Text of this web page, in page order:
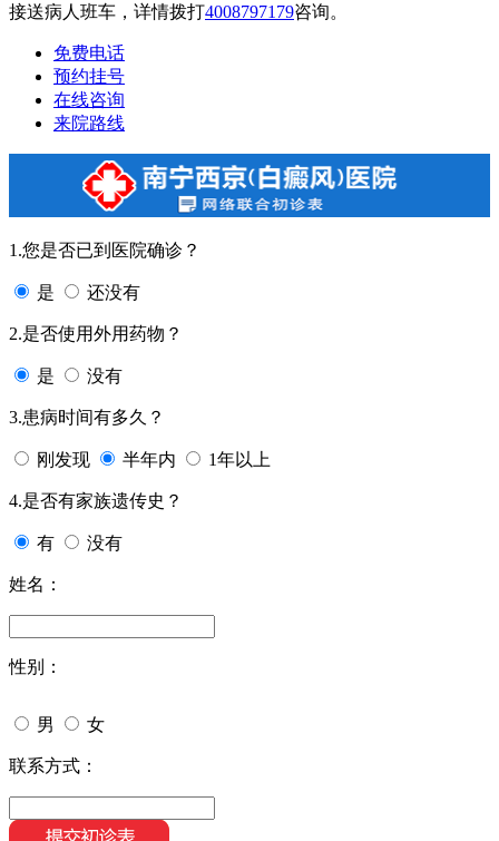
接送病人班车，详情拨打4008797179咨询。
免费电话
预约挂号
在线咨询
来院路线
1.您是否已到医院确诊？
是 还没有
2.是否使用外用药物？
是 没有
3.患病时间有多久？
刚发现 半年内 1年以上
4.是否有家族遗传史？
有 没有
姓名：
性别：
男 女
联系方式：